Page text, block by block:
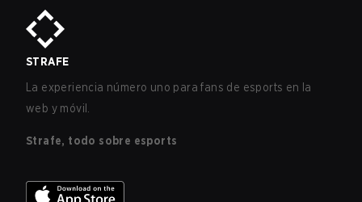
STRAFE
La experiencia número uno para fans de esports en la
web y móvil.
Strafe, todo sobre esports